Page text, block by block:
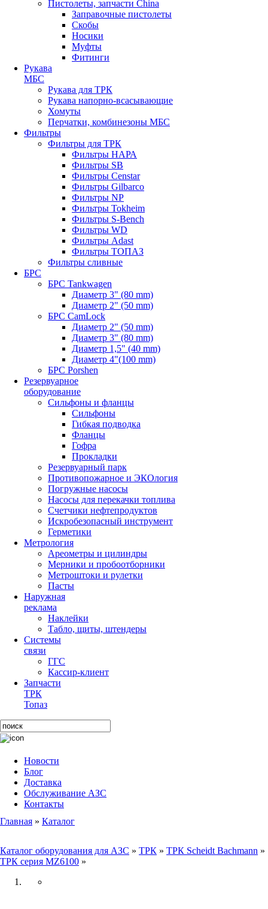
Пистолеты, запчасти China
Заправочные пистолеты
Скобы
Носики
Муфты
Фитинги
Рукава
МБС
Рукава для ТРК
Рукава напорно-всасывающие
Хомуты
Перчатки, комбинезоны МБС
Фильтры
Фильтры для ТРК
Фильтры НАРА
Фильтры SB
Фильтры Censtar
Фильтры Gilbarco
Фильтры NP
Фильтры Tokheim
Фильтры S-Bench
Фильтры WD
Фильтры Adast
Фильтры ТОПАЗ
Фильтры сливные
БРС
БРС Tankwagen
Диаметр 3" (80 mm)
Диаметр 2" (50 mm)
БРС CamLock
Диаметр 2" (50 mm)
Диаметр 3" (80 mm)
Диаметр 1,5" (40 mm)
Диаметр 4"(100 mm)
БРС Porshen
Резервуарное
оборудование
Сильфоны и фланцы
Сильфоны
Гибкая подводка
Фланцы
Гофра
Прокладки
Резервуарный парк
Противопожарное и ЭКОлогия
Погружные насосы
Насосы для перекачки топлива
Счетчики нефтепродуктов
Искробезопасный инструмент
Герметики
Метрология
Ареометры и цилиндры
Мерники и пробоотборники
Метроштоки и рулетки
Пасты
Наружная
реклама
Наклейки
Табло, щиты, штендеры
Системы
связи
ГГС
Кассир-клиент
Запчасти
ТРК
Топаз
Новости
Блог
Доставка
Обслуживание АЗС
Контакты
Главная » Каталог
Каталог оборудования для АЗС » ТРК » ТРК Scheidt Bachmann »
ТРК серия MZ6100 »